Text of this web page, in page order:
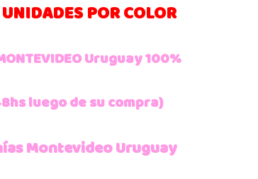
POR COLOR
Uruguay 100%
luego de su compra)
Montevideo Uruguay